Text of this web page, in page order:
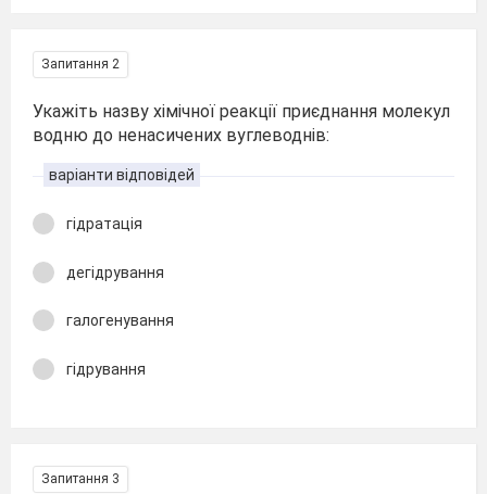
Запитання 2
Укажіть назву хімічної реакції приєднання молекул
водню до ненасичених вуглеводнів:
варіанти відповідей
гідратація
дегідрування
галогенування
гідрування
Запитання 3